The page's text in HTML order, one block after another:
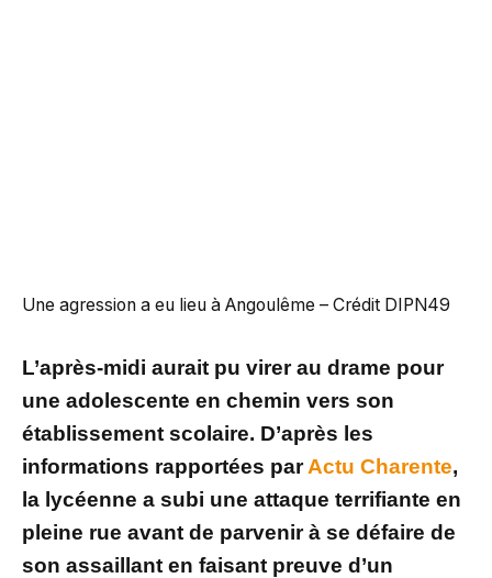
Une agression a eu lieu à Angoulême – Crédit DIPN49
L’après-midi aurait pu virer au drame pour
une adolescente en chemin vers son
établissement scolaire. D’après les
informations rapportées parActu Charente,
la lycéenne a subi une attaque terrifiante en
pleine rue avant de parvenir à se défaire de
son assaillant en faisant preuve d’un